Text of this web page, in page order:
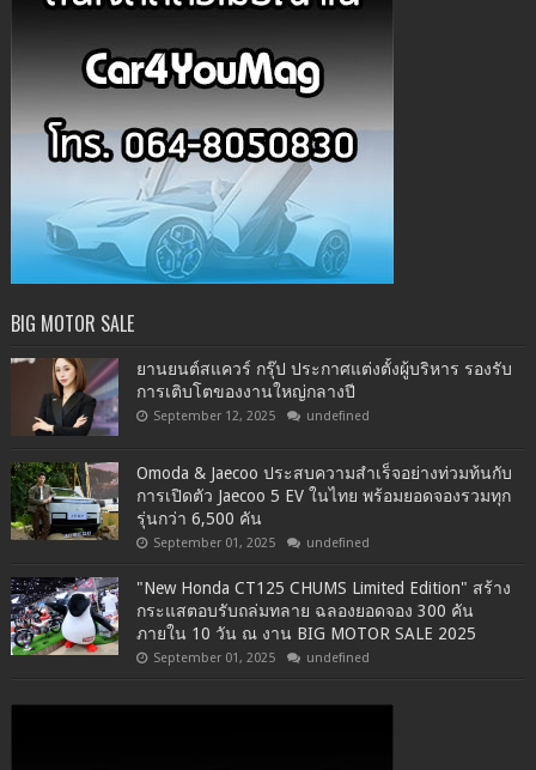
BIG MOTOR SALE
ยานยนต์สแควร์ กรุ๊ป ประกาศแต่งตั้งผู้บริหาร รองรับ
การเติบโตของงานใหญ่กลางปี
September 12, 2025 undefined
Omoda & Jaecoo ประสบความสำเร็จอย่างท่วมท้นกับ
การเปิดตัว Jaecoo 5 EV ในไทย พร้อมยอดจองรวมทุก
รุ่นกว่า 6,500 คัน
September 01, 2025 undefined
"New Honda CT125 CHUMS Limited Edition" สร้าง
กระแสตอบรับถล่มทลาย ฉลองยอดจอง 300 คัน
ภายใน 10 วัน ณ งาน BIG MOTOR SALE 2025
September 01, 2025 undefined